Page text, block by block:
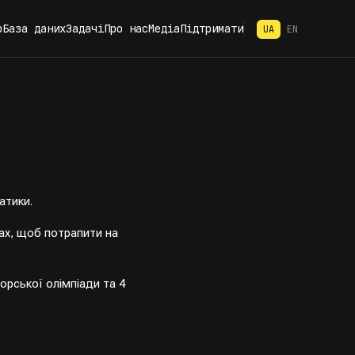
База данихЗадачіПро насМедіаПідтримати UA EN
щоб потрапити на
олімпіади та 4